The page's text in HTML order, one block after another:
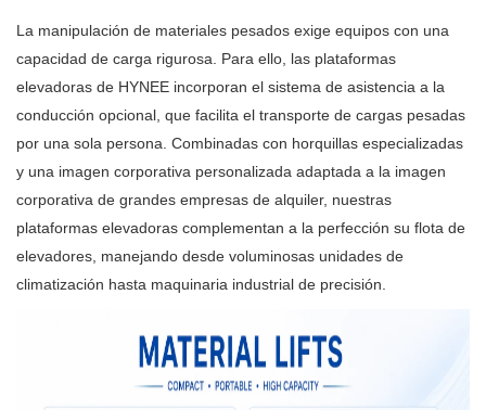
La manipulación de materiales pesados ​​exige equipos con una
capacidad de carga rigurosa. Para ello, las plataformas
elevadoras de HYNEE incorporan el sistema de asistencia a la
conducción opcional, que facilita el transporte de cargas pesadas
por una sola persona. Combinadas con horquillas especializadas
y una imagen corporativa personalizada adaptada a la imagen
corporativa de grandes empresas de alquiler, nuestras
plataformas elevadoras complementan a la perfección su flota de
elevadores, manejando desde voluminosas unidades de
climatización hasta maquinaria industrial de precisión.